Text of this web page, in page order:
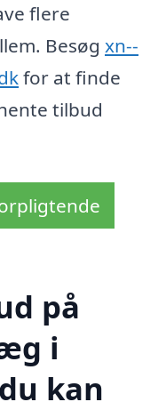
flere
Besøg xn--
for at finde
tilbud
på
i
kan